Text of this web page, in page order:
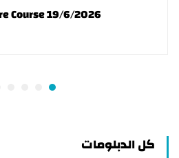
Course 19/6/2026
كل الدبلومات